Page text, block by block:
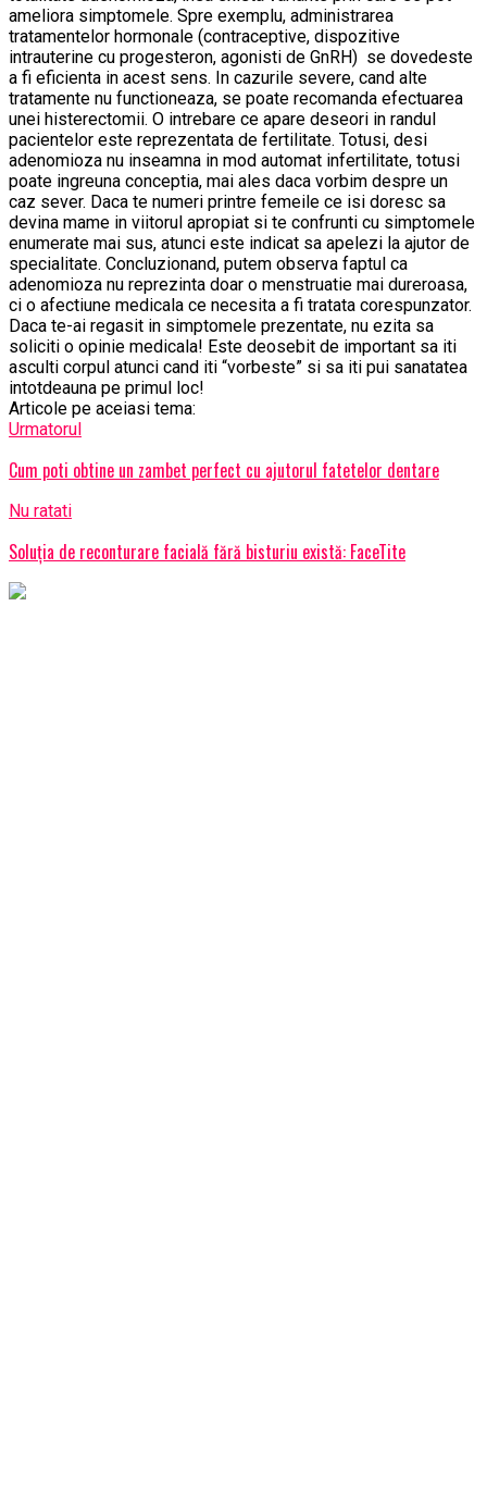
ameliora simptomele. Spre exemplu, administrarea
tratamentelor hormonale (contraceptive, dispozitive
intrauterine cu progesteron, agonisti de GnRH) se dovedeste
a fi eficienta in acest sens. In cazurile severe, cand alte
tratamente nu functioneaza, se poate recomanda efectuarea
unei histerectomii. O intrebare ce apare deseori in randul
pacientelor este reprezentata de fertilitate. Totusi, desi
adenomioza nu inseamna in mod automat infertilitate, totusi
poate ingreuna conceptia, mai ales daca vorbim despre un
caz sever. Daca te numeri printre femeile ce isi doresc sa
devina mame in viitorul apropiat si te confrunti cu simptomele
enumerate mai sus, atunci este indicat sa apelezi la ajutor de
specialitate. Concluzionand, putem observa faptul ca
adenomioza nu reprezinta doar o menstruatie mai dureroasa,
ci o afectiune medicala ce necesita a fi tratata corespunzator.
Daca te-ai regasit in simptomele prezentate, nu ezita sa
soliciti o opinie medicala! Este deosebit de important sa iti
asculti corpul atunci cand iti “vorbeste” si sa iti pui sanatatea
intotdeauna pe primul loc!
Articole pe aceiasi tema:
Urmatorul
Cum poti obtine un zambet perfect cu ajutorul fatetelor dentare
Nu ratati
Soluția de reconturare facială fără bisturiu există: FaceTite